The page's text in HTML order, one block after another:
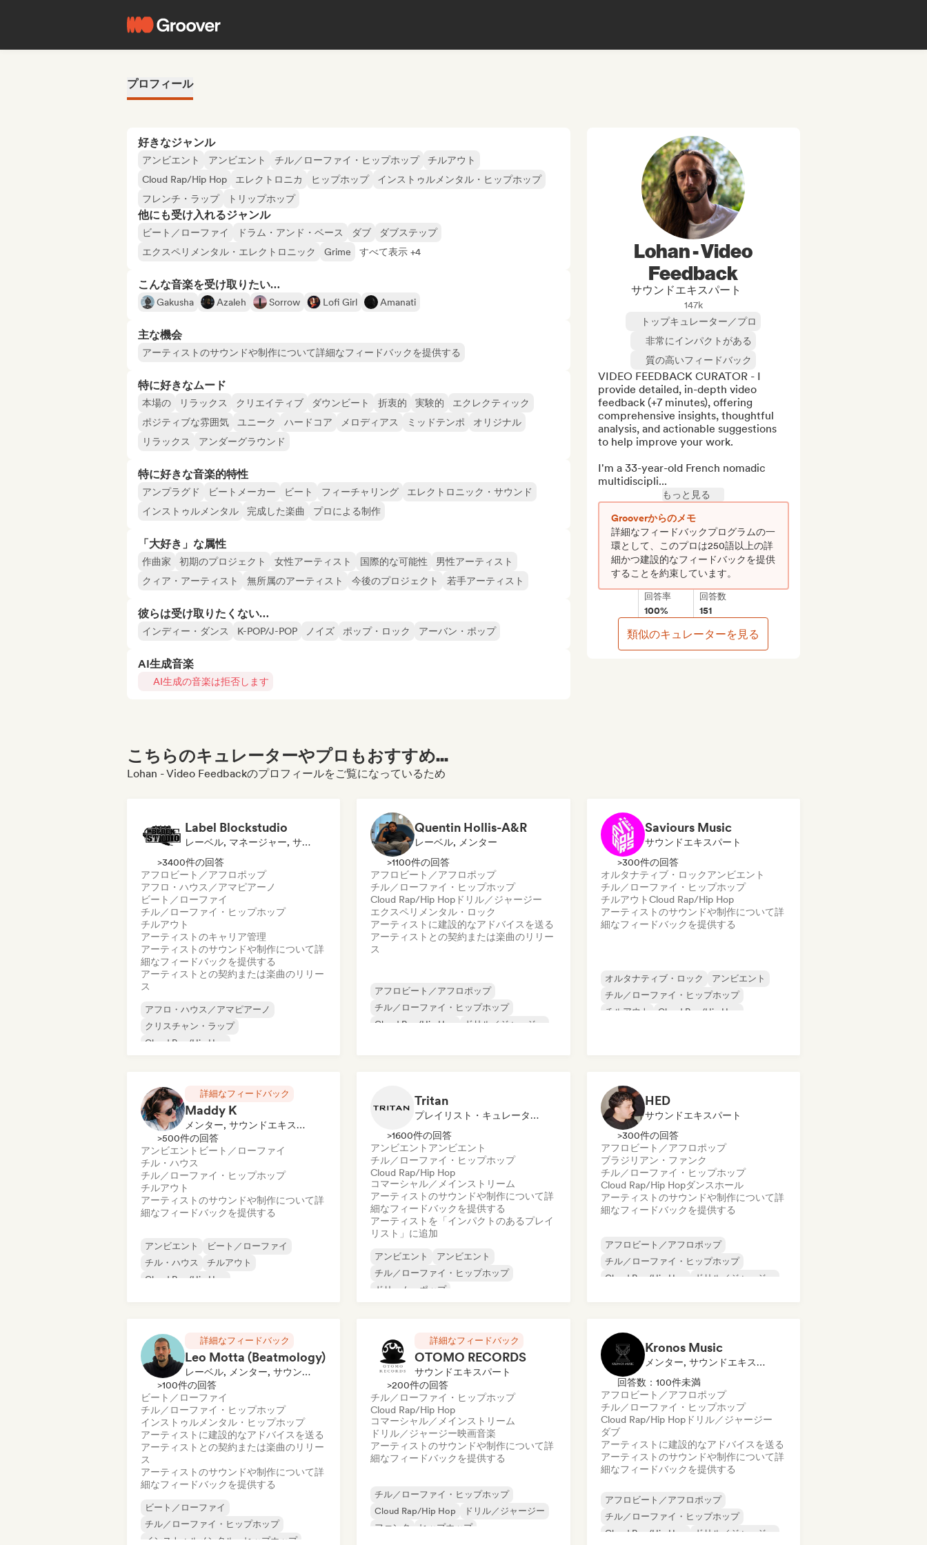
プロフィール
好きなジャンル
アンビエント アンビエント チル／ローファイ・ヒップホップ
チルアウト
Cloud Rap/Hip Hop
エレクトロニカ ヒップホップ
インストゥルメンタル・ヒップホップ
フレンチ・ラップ
トリップホップ
他にも受け入れるジャンル
ビート／ローファイ ドラム・アンド・ベース ダブ
ダブステップ
エクスペリメンタル・エレクトロニック
Grime すべて表示 +4
こんな音楽を受け取りたい…
Gakusha Azaleh Sorrow Lofi Girl Amanati
主な機会
アーティストのサウンドや制作について詳細なフィードバックを提供する
特に好きなムード
本場の リラックス クリエイティブ ダウンビート 折衷的 実験的
エクレクティック
ポジティブな雰囲気
ユニーク ハードコア メロディアス ミッドテンポ
オリジナル
リラックス
アンダーグラウンド
特に好きな音楽的特性
アンプラグド ビートメーカー ビート フィーチャリング
エレクトロニック・サウンド
インストゥルメンタル
完成した楽曲 プロによる制作
「大好き」な属性
作曲家 初期のプロジェクト 女性アーティスト 国際的な可能性
男性アーティスト
クィア・アーティスト
無所属のアーティスト 今後のプロジェクト 若手アーティスト
彼らは受け取りたくない…
インディー・ダンス K-POP/J-POP ノイズ ポップ・ロック アーバン・ポップ
AI生成音楽
AI生成の音楽は拒否します
Lohan - Video
Feedback
サウンドエキスパート
147k
トップキュレーター／プロ
非常にインパクトがある
質の高いフィードバック
VIDEO FEEDBACK CURATOR - I
provide detailed, in-depth video
feedback (+7 minutes), offering
comprehensive insights, thoughtful
analysis, and actionable suggestions
to help improve your work.
I'm a 33-year-old French nomadic
multidiscipli...
もっと見る
Grooverからのメモ
詳細なフィードバックプログラムの一
環として、このプロは250語以上の詳
細かつ建設的なフィードバックを提供
することを約束しています。
回答率
100%
回答数
151
類似のキュレーターを見る
こちらのキュレーターやプロもおすすめ...
Lohan - Video Feedbackのプロフィールをご覧になっているため
Label Blockstudio
レーベル, マネージャー, サウンドエキスパート
>3400件の回答
アフロビート／アフロポップ
アフロ・ハウス／アマピアーノ
ビート／ローファイ
チル／ローファイ・ヒップホップ
チルアウト
アーティストのキャリア管理
アーティストのサウンドや制作について詳
細なフィードバックを提供する
アーティストとの契約または楽曲のリリー
ス
アフロ・ハウス／アマピアーノ
クリスチャン・ラップ
Cloud Rap/Hip Hop
インストゥルメンタル・ヒップホップ
インターナショナル・ラップ
Quentin Hollis-A&R
レーベル, メンター
>1100件の回答
アフロビート／アフロポップ
チル／ローファイ・ヒップホップ
Cloud Rap/Hip Hop ドリル／ジャージー
エクスペリメンタル・ロック
アーティストに建設的なアドバイスを送る
アーティストとの契約または楽曲のリリー
ス
アフロビート／アフロポップ
チル／ローファイ・ヒップホップ
Cloud Rap/Hip Hop
ドリル／ジャージー
Saviours Music
サウンドエキスパート
>300件の回答
オルタナティブ・ロックアンビエント
チル／ローファイ・ヒップホップ
チルアウトCloud Rap/Hip Hop
アーティストのサウンドや制作について詳
細なフィードバックを提供する
オルタナティブ・ロック
アンビエント
チル／ローファイ・ヒップホップ
チルアウト
Cloud Rap/Hip Hop
詳細なフィードバック
Maddy K
メンター, サウンドエキスパート
>500件の回答
アンビエント ビート／ローファイ
チル・ハウス
チル／ローファイ・ヒップホップ
チルアウト
アーティストのサウンドや制作について詳
細なフィードバックを提供する
アンビエント
ビート／ローファイ
チル・ハウス
チルアウト
Cloud Rap/Hip Hop
Tritan
プレイリスト・キュレーター, サウンドエキスパート
>1600件の回答
アンビエント アンビエント
チル／ローファイ・ヒップホップ
Cloud Rap/Hip Hop
コマーシャル／メインストリーム
アーティストのサウンドや制作について詳
細なフィードバックを提供する
アーティストを「インパクトのあるプレイ
リスト」に追加
アンビエント
アンビエント
チル／ローファイ・ヒップホップ
ドリーム・ポップ
インストゥルメンタル・ヒップホップ
HED
サウンドエキスパート
>300件の回答
アフロビート／アフロポップ
ブラジリアン・ファンク
チル／ローファイ・ヒップホップ
Cloud Rap/Hip Hopダンスホール
アーティストのサウンドや制作について詳
細なフィードバックを提供する
アフロビート／アフロポップ
チル／ローファイ・ヒップホップ
Cloud Rap/Hip Hop
ドリル／ジャージー
詳細なフィードバック
Leo Motta (Beatmology)
レーベル, メンター, サウンドエキスパート
>100件の回答
ビート／ローファイ
チル／ローファイ・ヒップホップ
インストゥルメンタル・ヒップホップ
アーティストに建設的なアドバイスを送る
アーティストとの契約または楽曲のリリー
ス
アーティストのサウンドや制作について詳
細なフィードバックを提供する
ビート／ローファイ
チル／ローファイ・ヒップホップ
インストゥルメンタル・ヒップホップ
詳細なフィードバック
OTOMO RECORDS
サウンドエキスパート
>200件の回答
チル／ローファイ・ヒップホップ
Cloud Rap/Hip Hop
コマーシャル／メインストリーム
ドリル／ジャージー映画音楽
アーティストのサウンドや制作について詳
細なフィードバックを提供する
チル／ローファイ・ヒップホップ
Cloud Rap/Hip Hop
ドリル／ジャージー
ファンク
ヒップホップ
Kronos Music
メンター, サウンドエキスパート
回答数：100件未満
アフロビート／アフロポップ
チル／ローファイ・ヒップホップ
Cloud Rap/Hip Hopドリル／ジャージー
ダブ
アーティストに建設的なアドバイスを送る
アーティストのサウンドや制作について詳
細なフィードバックを提供する
アフロビート／アフロポップ
チル／ローファイ・ヒップホップ
Cloud Rap/Hip Hop
ドリル／ジャージー